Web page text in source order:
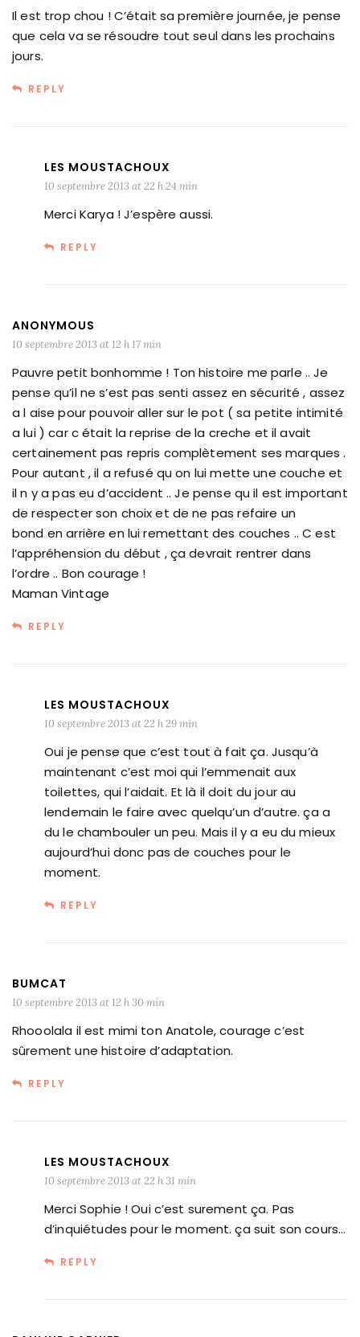
Il est trop chou ! C’était sa première journée, je pense
que cela va se résoudre tout seul dans les prochains
jours.
REPLY
LES MOUSTACHOUX
10 septembre 2013 at 22 h 24 min
Merci Karya ! J’espère aussi.
REPLY
ANONYMOUS
10 septembre 2013 at 12 h 17 min
Pauvre petit bonhomme ! Ton histoire me parle .. Je
pense qu’il ne s’est pas senti assez en sécurité , assez
a l aise pour pouvoir aller sur le pot ( sa petite intimité
a lui ) car c était la reprise de la creche et il avait
certainement pas repris complètement ses marques .
Pour autant , il a refusé qu on lui mette une couche et
il n y a pas eu d’accident .. Je pense qu il est important
de respecter son choix et de ne pas refaire un
bond en arrière en lui remettant des couches .. C est
l’appréhension du début , ça devrait rentrer dans
l’ordre .. Bon courage !
Maman Vintage
REPLY
LES MOUSTACHOUX
10 septembre 2013 at 22 h 29 min
Oui je pense que c’est tout à fait ça. Jusqu’à
maintenant c’est moi qui l’emmenait aux
toilettes, qui l’aidait. Et là il doit du jour au
lendemain le faire avec quelqu’un d’autre. ça a
du le chambouler un peu. Mais il y a eu du mieux
aujourd’hui donc pas de couches pour le
moment.
REPLY
BUMCAT
10 septembre 2013 at 12 h 30 min
Rhooolala il est mimi ton Anatole, courage c’est
sûrement une histoire d’adaptation.
REPLY
LES MOUSTACHOUX
10 septembre 2013 at 22 h 31 min
Merci Sophie ! Oui c’est surement ça. Pas
d’inquiétudes pour le moment. ça suit son cours…
REPLY